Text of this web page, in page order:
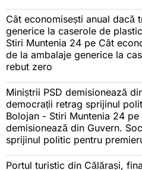
Cât economisești anual dacă
generice la caserole de
Stiri Muntenia 24 pe Cât
de la ambalaje generice la
rebut zero
Miniștrii PSD demisionează
democrații retrag sprijinul
Bolojan - Stiri Muntenia 24 pe
demisionează din Guvern.
sprijinul politic pentru
Portul turistic din Călărași,